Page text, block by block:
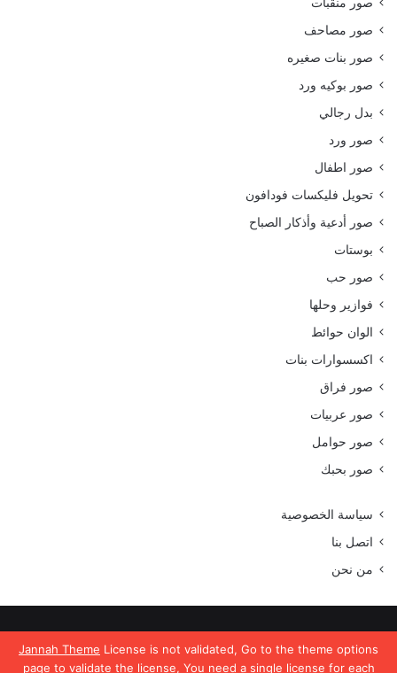
Jannah Theme License is not validated, Go to the theme options
page to validate the license, You need a single license for each
صور منقبات
صور مصاحف
صور بنات صغيره
صور بوكيه ورد
بدل رجالي
صور ورد
صور اطفال
تحويل فليكسات فودافون
صور أدعية وأذكار الصباح
بوستات
صور حب
فوازير وحلها
الوان حوائط
اكسسوارات بنات
صور فراق
صور عربيات
صور حوامل
صور بحبك
سياسة الخصوصية
اتصل بنا
من نحن